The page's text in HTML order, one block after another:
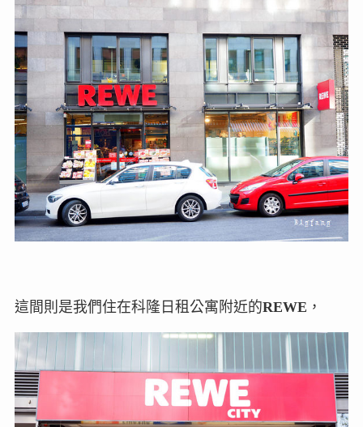
這間則是我們住在科隆日租公寓附近的REWE ，